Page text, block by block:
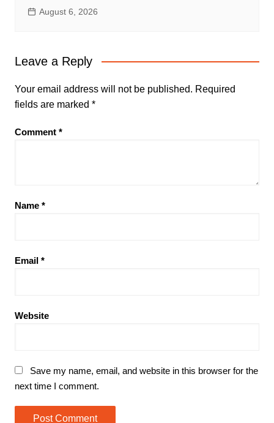
August 6, 2026
Leave a Reply
Your email address will not be published. Required
fields are marked *
Comment *
Name *
Email *
Website
Save my name, email, and website in this browser for the
next time I comment.